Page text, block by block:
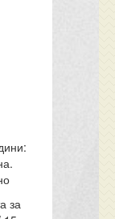
за